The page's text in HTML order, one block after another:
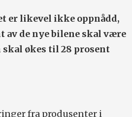
er likevel ikke oppnådd,
av de nye bilene skal være
skal økes til 28 prosent
fra produsenter i